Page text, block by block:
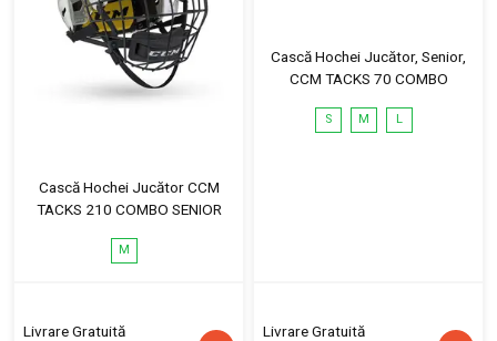
Cască Hochei Jucător CCM
TACKS 210 COMBO SENIOR
M
Livrare Gratuită
Cască Hochei Jucător, Senior,
CCM TACKS 70 COMBO
S M L
Livrare Gratuită